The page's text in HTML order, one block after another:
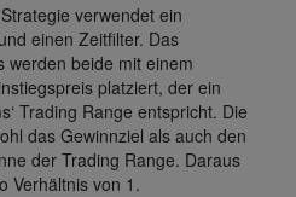
verwendet ein
einen Zeitfilter. Das
werden beide mit einem
platziert, der ein
Trading Range entspricht. Die
das Gewinnziel als auch den
der Trading Range. Daraus
Verhältnis von 1.